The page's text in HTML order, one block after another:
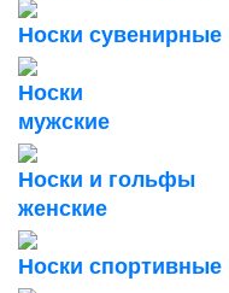
Носки сувенирные
Носки
мужские
Носки и гольфы
женские
Носки спортивные